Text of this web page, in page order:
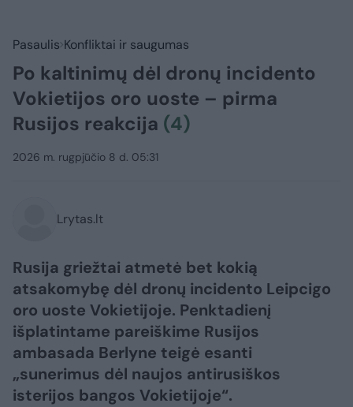
Pasaulis Konfliktai ir saugumas
Po kaltinimų dėl dronų incidento
Vokietijos oro uoste – pirma
Rusijos reakcija (4)
2026 m. rugpjūčio 8 d. 05:31
Lrytas.lt
Rusija griežtai atmetė bet kokią
atsakomybę dėl dronų incidento Leipcigo
oro uoste Vokietijoje. Penktadienį
išplatintame pareiškime Rusijos
ambasada Berlyne teigė esanti
„sunerimus dėl naujos antirusiškos
isterijos bangos Vokietijoje“.